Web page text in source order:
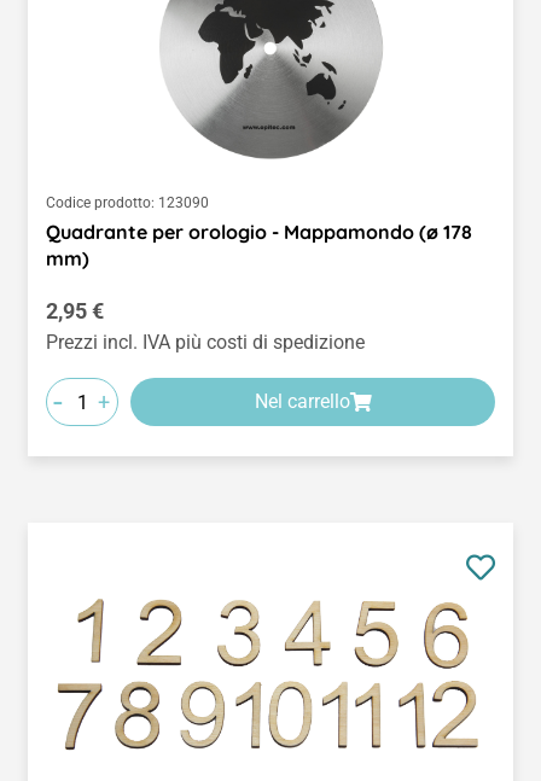
Codice prodotto: 123090
Quadrante per orologio - Mappamondo (ø 178
mm)
Prezzo normale:
2,95 €
Prezzi incl. IVA più costi di spedizione
- + Nel carrello